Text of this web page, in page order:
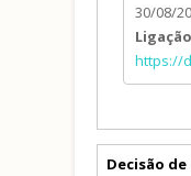
30/08/
https://
PDM
Decisão